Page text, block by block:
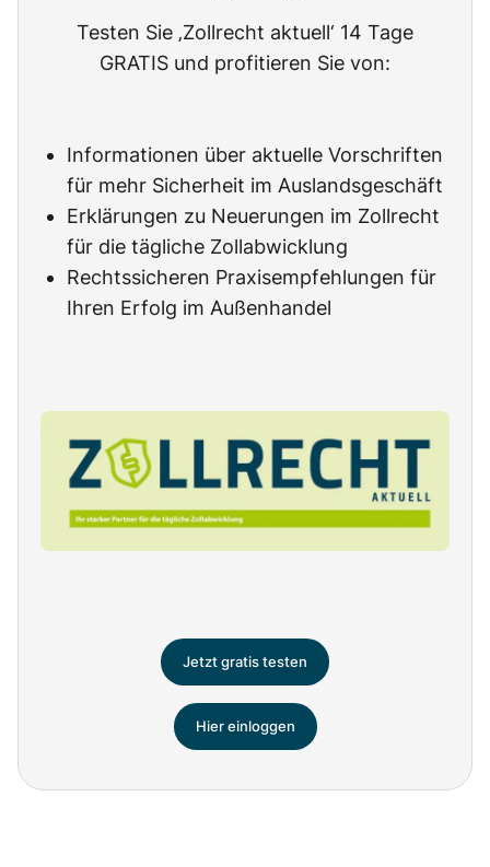
Testen Sie ‚Zollrecht aktuell‘ 14 Tage
GRATIS und profitieren Sie von:
Informationen über aktuelle Vorschriften
für mehr Sicherheit im Auslandsgeschäft
Erklärungen zu Neuerungen im Zollrecht
für die tägliche Zollabwicklung
Rechtssicheren Praxisempfehlungen für
Ihren Erfolg im Außenhandel
Jetzt gratis testen
Hier einloggen